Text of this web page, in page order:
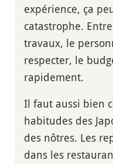
expérience, ça
catastrophe.
travaux, le
respecter, le
rapidement.
Il faut aussi bien
habitudes des
des nôtres. Les
dans les